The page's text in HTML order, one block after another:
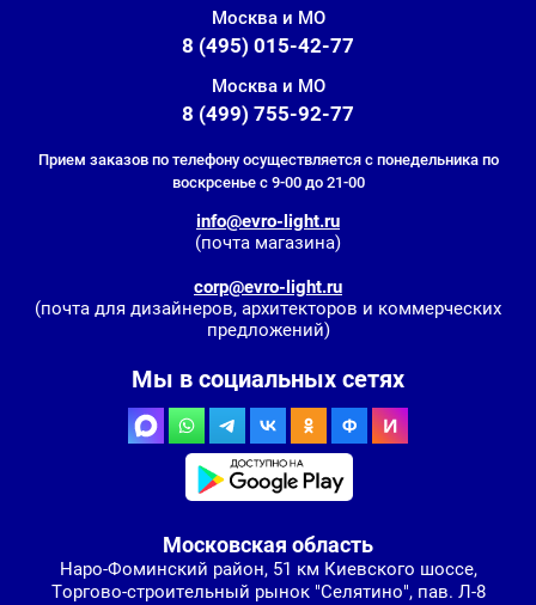
Москва и МО
8 (495) 015-42-77
Москва и МО
8 (499) 755-92-77
Прием заказов по телефону осуществляется с понедельника по
воскрсенье с 9-00 до 21-00
info@evro-light.ru
(почта магазина)
corp@evro-light.ru
(почта для дизайнеров, архитекторов и коммерческих
предложений)
Мы в социальных сетях
Московская область
Наро-Фоминский район, 51 км Киевского шоссе,
Торгово-строительный рынок "Селятино", пав. Л-8